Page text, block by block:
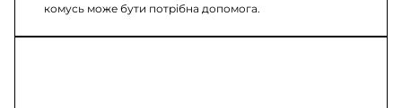
комусь може бути потрібна допомога.